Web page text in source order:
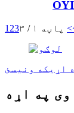
1 23 پاڼه ۱ / ۳
اړیکه ونیسئ
په اړه